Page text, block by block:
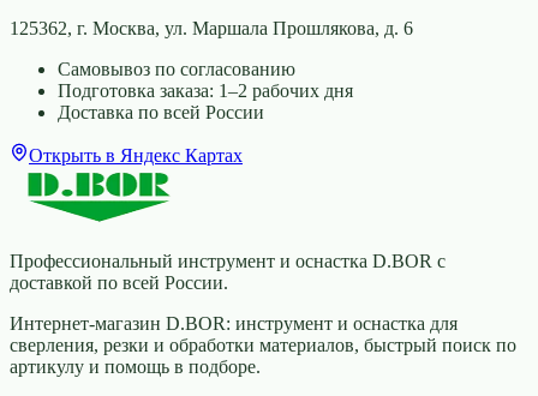
125362, г. Москва, ул. Маршала Прошлякова, д. 6
Самовывоз по согласованию
Подготовка заказа: 1–2 рабочих дня
Доставка по всей России
Открыть в Яндекс Картах
Профессиональный инструмент и оснастка D.BOR с
доставкой по всей России.
Интернет-магазин D.BOR: инструмент и оснастка для
сверления, резки и обработки материалов, быстрый поиск по
артикулу и помощь в подборе.